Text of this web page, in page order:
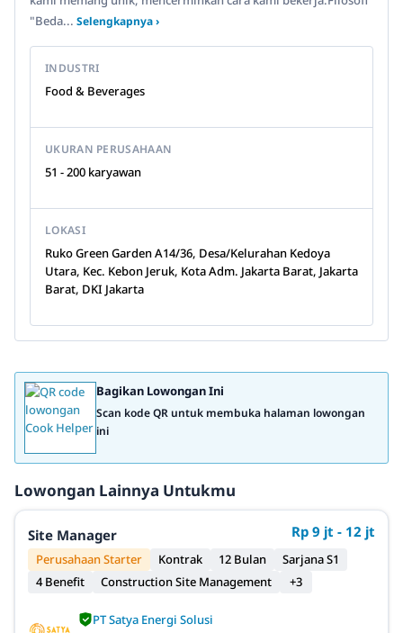
"Beda... Selengkapnya ›
INDUSTRI
Food & Beverages
UKURAN PERUSAHAAN
51 - 200 karyawan
LOKASI
Ruko Green Garden A14/36, Desa/Kelurahan Kedoya
Utara, Kec. Kebon Jeruk, Kota Adm. Jakarta Barat, Jakarta
Barat, DKI Jakarta
Bagikan Lowongan Ini
Scan kode QR untuk membuka halaman lowongan
ini
Lowongan Lainnya Untukmu
Site Manager Rp 9 jt - 12 jt
Perusahaan Starter Kontrak 12 Bulan
Sarjana S1
4 Benefit
Construction Site Management +3
PT Satya Energi Solusi